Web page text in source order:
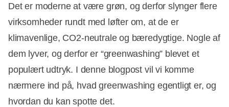
Det er moderne at være grøn, og derfor slynger flere
virksomheder rundt med løfter om, at de er
klimavenlige, CO2-neutrale og bæredygtige. Nogle af
dem lyver, og derfor er “greenwashing” blevet et
populært udtryk. I denne blogpost vil vi komme
nærmere ind på, hvad greenwashing egentligt er, og
hvordan du kan spotte det.